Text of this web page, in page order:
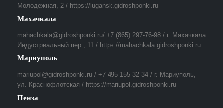
Молодежная, 2 / https://lugansk.gidroshponki.ru
Махачкала
mahachkala@gidroshponki.ru/ +7 (865) 297-76-98 / г. Махачкала
Индустриальный пер., 11 / https://mahachkala.gidroshponki.ru
Мариуполь
mariupol@gidroshponki.ru / +7 495 155 32 34 / г. Мариуполь,
ул. Краснофлотская / https://mariupol.gidroshponki.ru
Пенза